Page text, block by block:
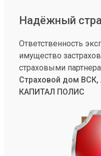
Надёжный
Ответственность
имущество
страховыми
Страховой дом
КАПИТАЛ ПОЛИС